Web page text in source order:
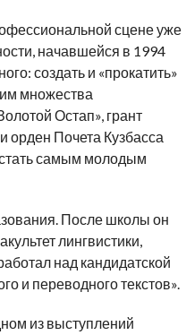
сцене уже
начавшейся в 1994
создать и «прокатить»
множества
Остап», грант
орден Почета Кузбасса
самым молодым
После школы он
лингвистики,
над кандидатской
и переводного текстов».
из выступлений